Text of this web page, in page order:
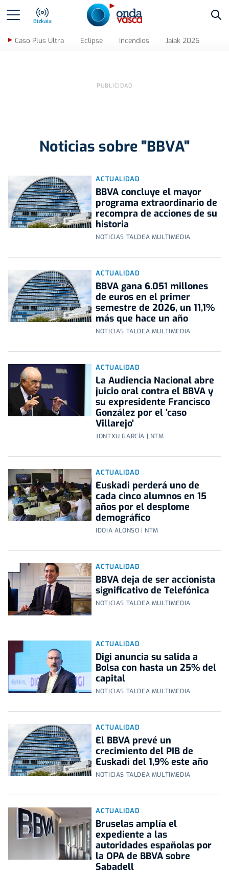
Bizkaia
Caso Plus Ultra Eclipse Incendios Jaiak 2026
Noticias sobre "BBVA"
ACTUALIDAD
BBVA concluye el mayor
programa extraordinario de
recompra de acciones de su
historia
NOTICIAS TALDEA MULTIMEDIA
ACTUALIDAD
BBVA gana 6.051 millones
de euros en el primer
semestre de 2026, un 11,1%
más que hace un año
NOTICIAS TALDEA MULTIMEDIA
ACTUALIDAD
La Audiencia Nacional abre
juicio oral contra el BBVA y
su expresidente Francisco
González por el 'caso
Villarejo'
JONTXU GARCÍA | NTM
ACTUALIDAD
Euskadi perderá uno de
cada cinco alumnos en 15
años por el desplome
demográfico
IDOIA ALONSO | NTM
ACTUALIDAD
BBVA deja de ser accionista
significativo de Telefónica
NOTICIAS TALDEA MULTIMEDIA
ACTUALIDAD
Digi anuncia su salida a
Bolsa con hasta un 25% del
capital
NOTICIAS TALDEA MULTIMEDIA
ACTUALIDAD
El BBVA prevé un
crecimiento del PIB de
Euskadi del 1,9% este año
NOTICIAS TALDEA MULTIMEDIA
ACTUALIDAD
Bruselas amplía el
expediente a las
autoridades españolas por
la OPA de BBVA sobre
Sabadell